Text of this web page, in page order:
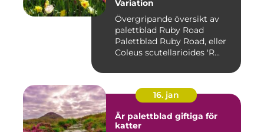
Variation
Övergripande översikt av
palettblad Ruby Road
Palettblad Ruby Road, eller
Coleus scutellarioides 'R...
16. jan
Är palettblad giftiga för
katter